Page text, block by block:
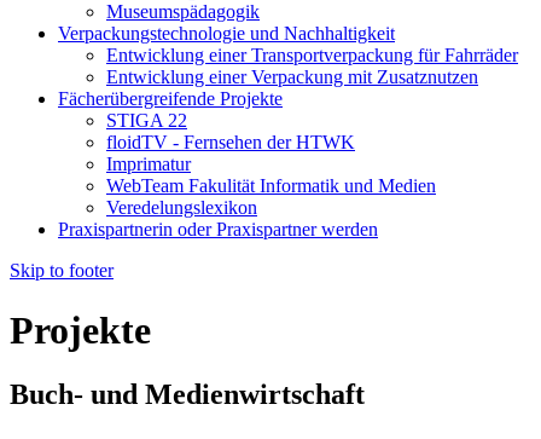
Museumspädagogik
Verpackungstechnologie und Nachhaltigkeit
Entwicklung einer Transportverpackung für Fahrräder
Entwicklung einer Verpackung mit Zusatznutzen
Fächerübergreifende Projekte
STIGA 22
floidTV - Fernsehen der HTWK
Imprimatur
WebTeam Fakulität Informatik und Medien
Veredelungslexikon
Praxispartnerin oder Praxispartner werden
Skip to footer
Projekte
Buch- und Medienwirtschaft